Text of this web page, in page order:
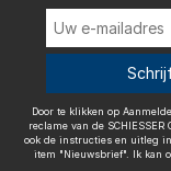
Door te klikken op
gepersonaliseerde
sla ik acht op en
, in het
effect naar de
Door te klikken op
reclame van de
ook de instructies en uitleg
item "Nieuwsbrief". Ik kan